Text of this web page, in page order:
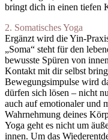
bringt dich in einen tiefen
2. Somatisches Yoga
Ergänzt wird die Yin-
„Soma“ steht für den
bewusste Spüren von
Kontakt mit dir selbst
Bewegungsimpulse wird
dürfen sich lösen – nicht
auch auf emotionaler und
Wahrnehmung deines
Yoga geht es nicht um
innen. Um das